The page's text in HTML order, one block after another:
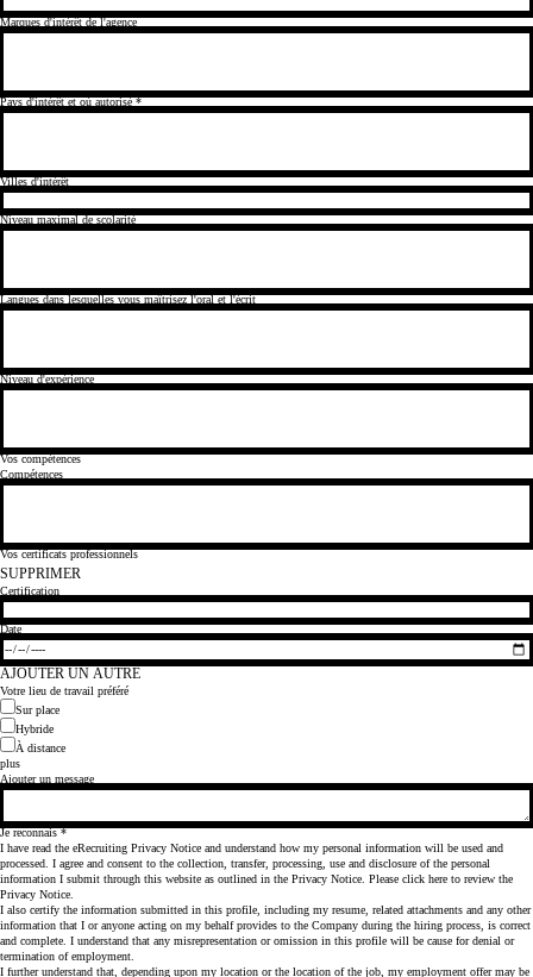
Marques d'intérêt de l'agence
Pays d'intérêt et où autorisé*
Villes d'intérêt
Niveau maximal de scolarité
Langues dans lesquelles vous maîtrisez l'oral et l'écrit
Niveau d'expérience
Vos compétences
Compétences
Vos certificats professionnels
SUPPRIMER
Certification
Date
AJOUTER UN AUTRE
Votre lieu de travail préféré
Sur place
Hybride
À distance
plus
Ajouter un message
Je reconnais*
I have read the eRecruiting Privacy Notice and understand how my personal information will be used and
processed. I agree and consent to the collection, transfer, processing, use and disclosure of the personal
information I submit through this website as outlined in the Privacy Notice. Please click here to review the
Privacy Notice.
I also certify the information submitted in this profile, including my resume, related attachments and any other
information that I or anyone acting on my behalf provides to the Company during the hiring process, is correct
and complete. I understand that any misrepresentation or omission in this profile will be cause for denial or
termination of employment.
I further understand that, depending upon my location or the location of the job, my employment offer may be